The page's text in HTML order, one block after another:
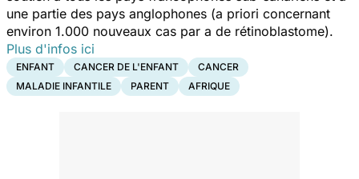
une partie des pays anglophones (a priori concernant
environ 1.000 nouveaux cas par a de rétinoblastome).
Plus d'infos ici
ENFANT CANCER DE L'ENFANT
CANCER
MALADIE INFANTILE
PARENT AFRIQUE